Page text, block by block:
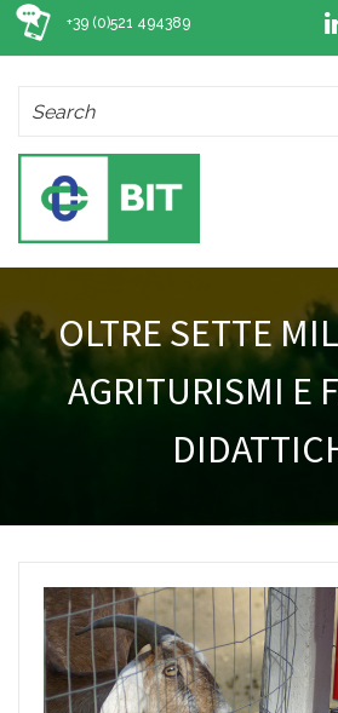
+39 (0)521 494389
OLTRE SETTE
AGRITURISMI E